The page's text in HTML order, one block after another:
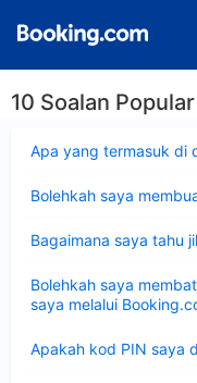
10 Soalan Popular
Apa yang termasuk di
Bolehkah saya
Bagaimana saya tahu
Bolehkah saya
saya melalui
Apakah kod PIN saya